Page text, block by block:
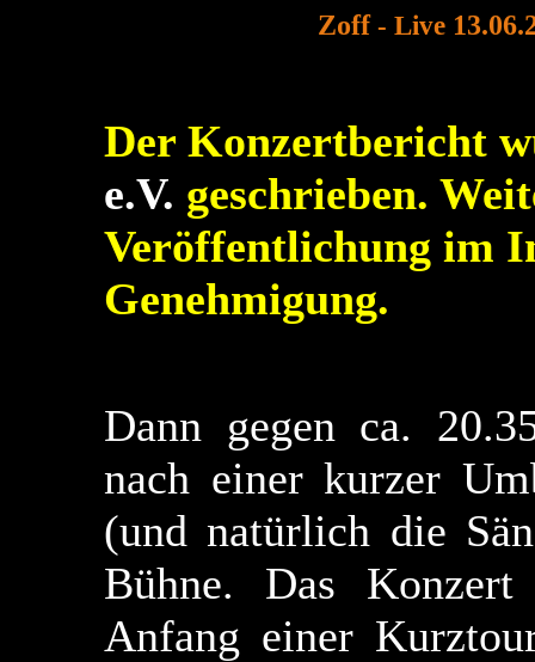
Zoff- Live
Der Konzertbericht
e.V. geschrieben.
Veröffentlichung im
Genehmigung.
Dann gegen ca.
nach einer kurzer
(und natürlich die
Bühne. Das
Anfang einer